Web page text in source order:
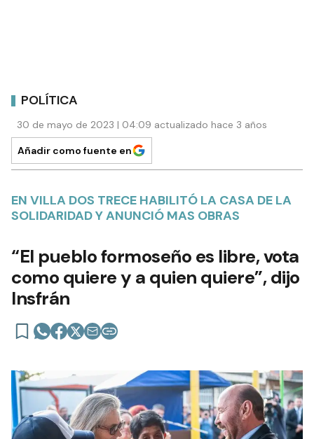
POLÍTICA
30 de mayo de 2023 | 04:09 actualizado hace 3 años
Añadir como fuente en
EN VILLA DOS TRECE HABILITÓ LA CASA DE LA
SOLIDARIDAD Y ANUNCIÓ MAS OBRAS
“El pueblo formoseño es libre, vota
como quiere y a quien quiere”, dijo
Insfrán